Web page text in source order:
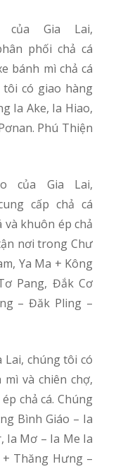
phối chả cá
bánh mì chả cá
tôi có giao hàng
Ia Ake, Ia Hiao,
Phú Thiện
cấp chả cá
và khuôn ép chả
nơi trong Chư
Ya Ma + Kông
Pang, Đắk Cơ
– Đăk Pling –
và chiên chợ,
chả cá. Chúng
Bình Giáo – Ia
Ia Mơ – Ia Me Ia
+ Thăng Hưng –